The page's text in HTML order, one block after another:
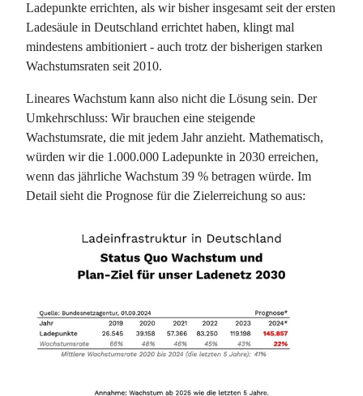
Ladepunkte errichten, als wir bisher insgesamt seit der ersten
Ladesäule in Deutschland errichtet haben, klingt mal
mindestens ambitioniert - auch trotz der bisherigen starken
Wachstumsraten seit 2010.
Lineares Wachstum kann also nicht die Lösung sein. Der
Umkehrschluss: Wir brauchen eine steigende
Wachstumsrate, die mit jedem Jahr anzieht. Mathematisch,
würden wir die 1.000.000 Ladepunkte in 2030 erreichen,
wenn das jährliche Wachstum 39 % betragen würde. Im
Detail sieht die Prognose für die Zielerreichung so aus: